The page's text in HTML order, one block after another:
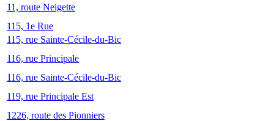
11, route Neigette
115, 1e Rue
115, rue Sainte-Cécile-du-Bic
116, rue Principale
116, rue Sainte-Cécile-du-Bic
119, rue Principale Est
1226, route des Pionniers